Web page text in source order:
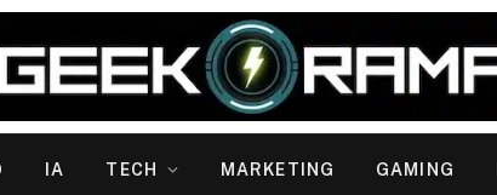
IA TECH MARKETING GAMING